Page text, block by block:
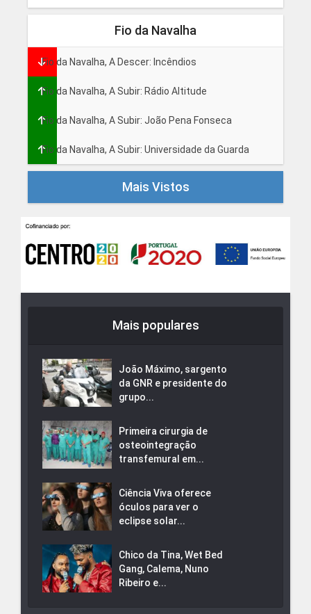
Fio da Navalha
Fio da Navalha, A Descer: Incêndios
Fio da Navalha, A Subir: Rádio Altitude
Fio da Navalha, A Subir: João Pena Fonseca
Fio da Navalha, A Subir: Universidade da Guarda
Mais Vistos
Mais populares
João Máximo, sargento
da GNR e presidente do
grupo...
Primeira cirurgia de
osteointegração
transfemural em...
Ciência Viva oferece
óculos para ver o
eclipse solar...
Chico da Tina, Wet Bed
Gang, Calema, Nuno
Ribeiro e...